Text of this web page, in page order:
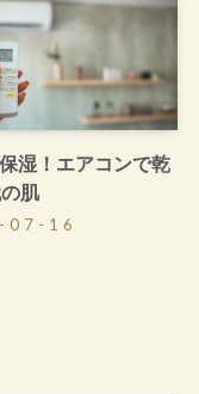
湿！エアコンで乾
肌
07-16